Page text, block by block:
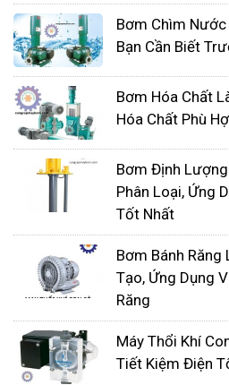
Tất cả các dòng máy được
Tâm Phát đều được kiểm tra
từng quy trình, từ kiểm tra
cho khách đến quá trình
đảm bảo sản phẩm đến tay
lượng và nhanh chóng nhất,
không bị lỗi kỹ thuật.
Bơm Chìm
Bạn Cần Biết
Bơm Hóa Chất
Hóa Chất Phù
Bơm Định
Phân Loại, Ứng
Tốt Nhất
Bơm Bánh Răng
Tạo, Ứng Dụng
Răng
Máy Thổi Khí
Tiết Kiệm Điện